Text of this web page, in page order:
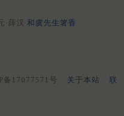
·薛汉 和虞先生箸香
备17077571号 关于本站
联